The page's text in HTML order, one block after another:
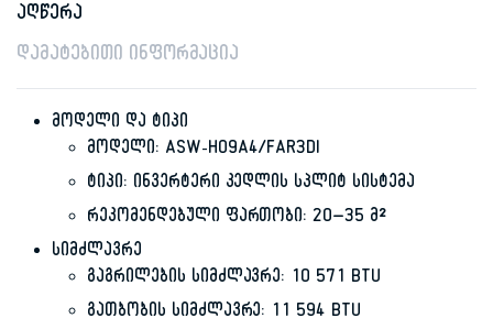
აღწერა
დამატებითი ინფორმაცია
მოდელი და ტიპი
მოდელი: ASW-H09A4/FAR3DI
ტიპი: ინვერტერი კედლის სპლიტ სისტემა
რეკომენდებული ფართობი: 20–35 მ²
სიმძლავრე
გაგრილების სიმძლავრე: 10 571 BTU
გათბობის სიმძლავრე: 11 594 BTU